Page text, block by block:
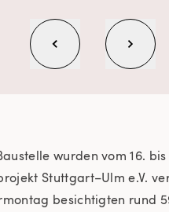
wurden vom 16.
Stuttgart–Ulm e.V.
besichtigten rund